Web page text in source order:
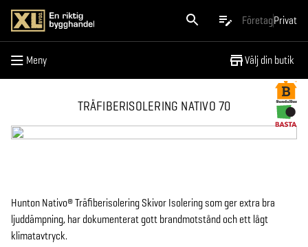
FöretagPrivat
Meny Välj din butik
Meny
TRÄFIBERISOLERING NATIVO 70
Hunton Nativo® Träfiberisolering Skivor Isolering som ger extra bra
ljuddämpning, har dokumenterat gott brandmotstånd och ett lågt
klimatavtryck.